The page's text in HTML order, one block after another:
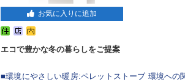
お気に入りに追加
エコで豊かな冬の暮らしをご提案
■環境にやさしい暖房:ペレットストーブ 環境への